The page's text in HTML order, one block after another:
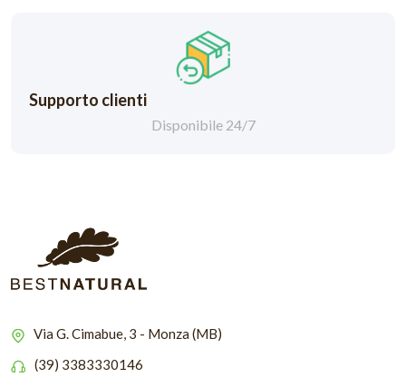
Supporto clienti
Disponibile 24/7
Via G. Cimabue, 3 - Monza (MB)
(39) 3383330146